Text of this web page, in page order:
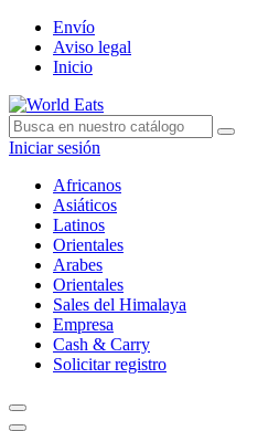
Envío
Aviso legal
Inicio
Iniciar sesión
Africanos
Asiáticos
Latinos
Orientales
Arabes
Orientales
Sales del Himalaya
Empresa
Cash & Carry
Solicitar registro